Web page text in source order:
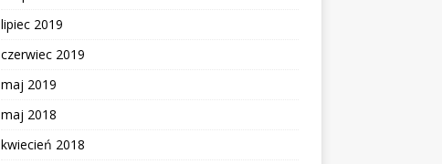
lipiec 2019
czerwiec 2019
maj 2019
maj 2018
kwiecień 2018